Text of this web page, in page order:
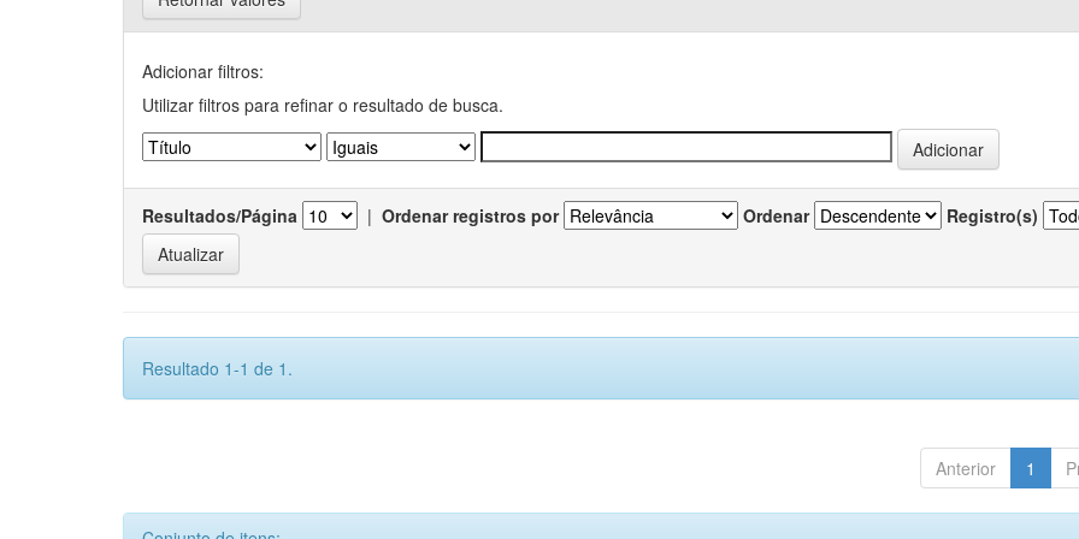
Adicionar filtros:
Utilizar filtros para refinar o resultado de busca.
Resultados/Página | Ordenar registros por Ordenar Registro(s)
Resultado 1-1 de 1.
Anterior 1